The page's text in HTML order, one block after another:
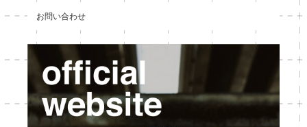
お問い合わせ